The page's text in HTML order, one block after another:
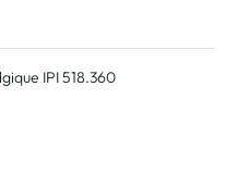
IPI 518.360